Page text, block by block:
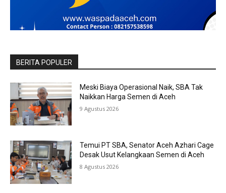
BERITA POPULER
Meski Biaya Operasional Naik, SBA Tak
Naikkan Harga Semen di Aceh
9 Agustus 2026
Temui PT SBA, Senator Aceh Azhari Cage
Desak Usut Kelangkaan Semen di Aceh
8 Agustus 2026